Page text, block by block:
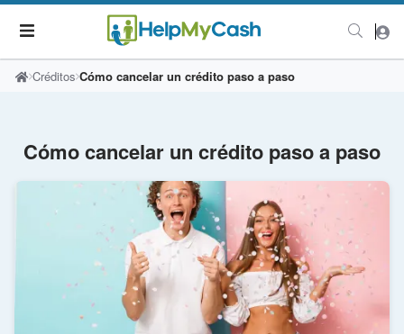
Créditos Cómo cancelar un crédito paso a paso
Cómo cancelar un crédito paso a paso